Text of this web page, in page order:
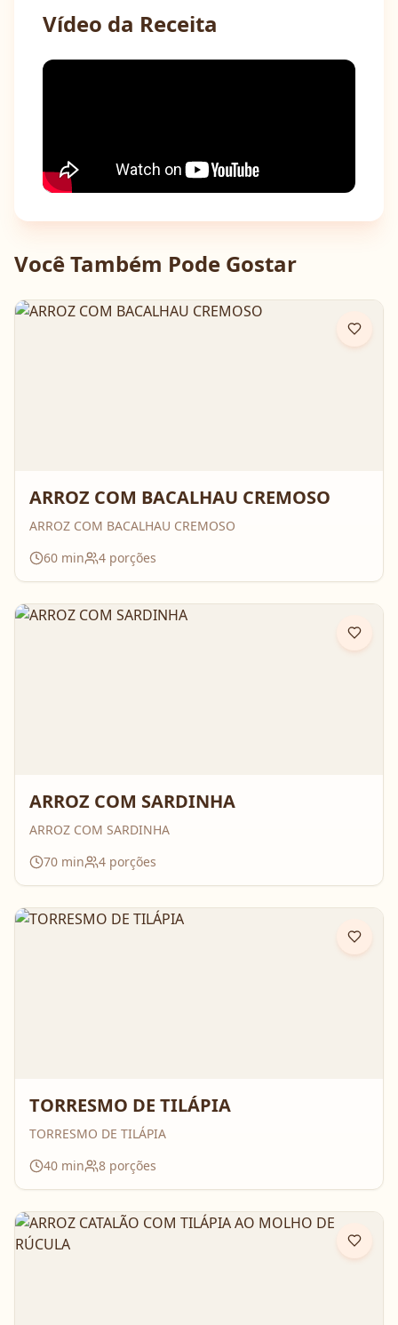
Vídeo da Receita
Você Também Pode Gostar
ARROZ COM BACALHAU CREMOSO
ARROZ COM BACALHAU CREMOSO
60 min 4 porções
ARROZ COM SARDINHA
ARROZ COM SARDINHA
70 min 4 porções
TORRESMO DE TILÁPIA
TORRESMO DE TILÁPIA
40 min 8 porções